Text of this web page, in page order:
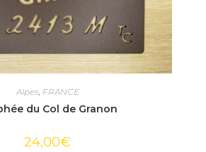
Alpes FRANCE
du Col de Granon
24,00€